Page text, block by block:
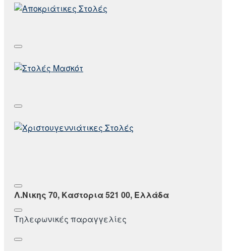
Λ.Νικης 70, Καστορια 521 00, Ελλάδα
Τηλεφωνικές παραγγελίες